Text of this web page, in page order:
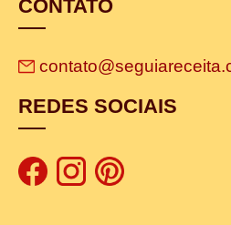
CONTATO
REDES SOCIAIS